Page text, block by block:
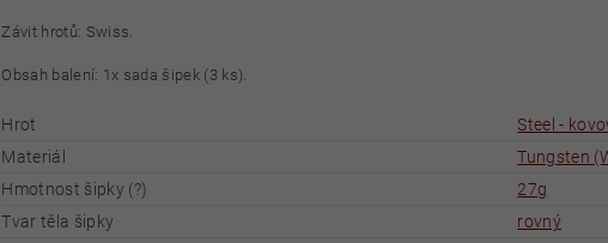
Závit hrotů: Swiss.
Obsah balení: 1x sada šipek (3 ks).
Hrot
Steel -
Materiál
Tungsten
Hmotnost šipky (?)
27g
Tvar těla šipky
rovný